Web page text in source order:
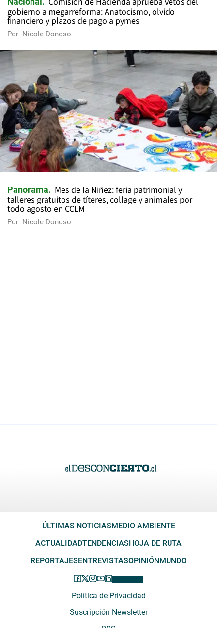
gobierno a megarreforma: Anatocismo, olvido
financiero y plazos de pago a pymes
Por Nicole Donoso
Panorama
Mes de la Niñez: feria patrimonial y
talleres gratuitos de títeres, collage y animales por
todo agosto en CCLM
Por Nicole Donoso
ÚLTIMAS NOTICIASMEDIO AMBIENTE
ACTUALIDADTENDENCIASHOJA DE RUTA
REPORTAJESENTREVISTASOPINIÓNMUNDO
Política de Privacidad
Suscripción Newsletter